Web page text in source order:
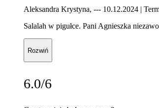
Aleksandra Krystyna, --- 10.12.2024 |
Salalah w pigułce. Pani Agnieszka
Rozwiń
6.0/6